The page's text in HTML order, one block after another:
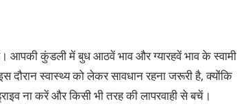
कुंडली में बुध आठवें भाव और ग्यारहवें भाव के स्वामी
स्वास्थ्य को लेकर सावधान रहना जरूरी है, क्योंकि
ना करें और किसी भी तरह की लापरवाही से बचें।